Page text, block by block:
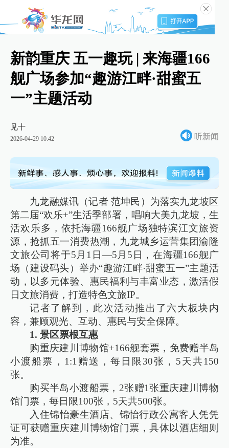
新韵重庆 五一趣玩 | 来海疆166
舰广场参加“趣游江畔·甜蜜五
一”主题活动
见十
2026-04-29 10:42 听新闻
九龙融媒讯（记者 范坤民）为落实九龙坡区
第二届“欢乐+”生活季部署，唱响大美九龙坡，生
活欢乐多，依托海疆166舰广场独特滨江文旅资
源，抢抓五一消费热潮，九龙城乡运营集团渝隆
文旅公司将于5月1日—5月5日，在海疆166舰广
场（建设码头）举办“趣游江畔·甜蜜五一”主题活
动，以多元体验、惠民福利与丰富业态，激活假
日文旅消费，打造特色文旅IP。
记者了解到，此次活动推出了六大板块内
容，兼顾观光、互动、惠民与安全保障。
1. 景区票根互惠
购重庆建川博物馆+166舰套票，免费赠半岛
小渡船票，1:1赠送，每日限30张，5天共150
张。
购买半岛小渡船票，2张赠1张重庆建川博物
馆门票，每日限100张，5天共500张。
入住锦怡豪生酒店、锦怡行政公寓客人凭凭
证可获赠重庆建川博物馆门票，具体以酒店细则
为准。